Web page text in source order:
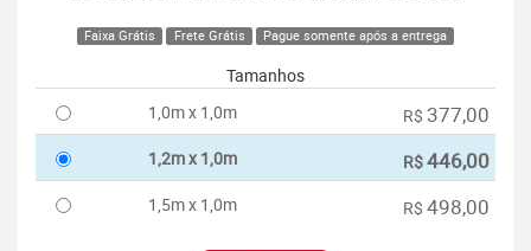
Faixa Grátis Frete Grátis Pague somente após a entrega
Tamanhos
1,0m x 1,0m
R$ 377,00
1,2m x 1,0m R$446,00
1,5m x 1,0m R$ 498,00